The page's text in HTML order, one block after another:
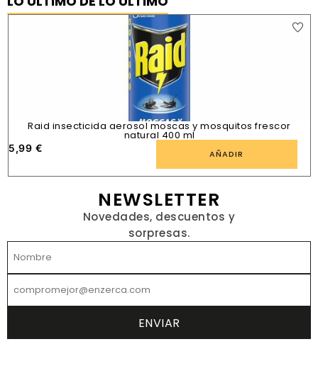
Raid insecticida aerosol moscas y mosquitos frescor
natural 400 ml
5,99 € AÑADIR
NEWSLETTER
Novedades, descuentos y
sorpresas.